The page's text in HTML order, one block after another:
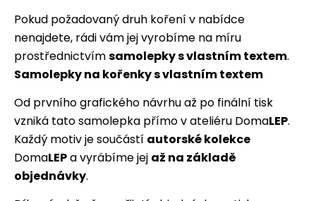
Pokud požadovaný druh koření v nabídce
nenajdete, rádi vám jej vyrobíme na míru
prostřednictvímsamolepky s vlastním textem.
Samolepky na kořenky s vlastním textem
Od prvního grafického návrhu až po finální tisk
vzniká tato samolepka přímo v ateliéru DomaLEP.
Každý motiv je součástí autorské kolekce
DomaLEPa vyrábíme jej až na základě
objednávky.